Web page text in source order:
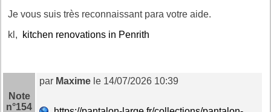
Je vous suis très reconnaissant para votre aide.
kl,
kitchen renovations in Penrith
Note
n°154
par Maxime le 14/07/2026 10:39